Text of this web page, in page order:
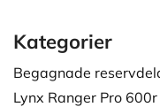
Kategorier
Begagnade
Lynx Ranger Pro